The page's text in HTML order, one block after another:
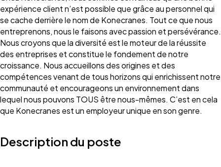
expérience client n’est possible que grâce au personnel qui
se cache derrière le nom de Konecranes. Tout ce que nous
entreprenons, nous le faisons avec passion et persévérance.
Nous croyons que la diversité est le moteur de la réussite
des entreprises et constitue le fondement de notre
croissance. Nous accueillons des origines et des
compétences venant de tous horizons qui enrichissent notre
communauté et encourageons un environnement dans
lequel nous pouvons TOUS être nous-mêmes. C’est en cela
que Konecranes est un employeur unique en son genre.
Description du poste